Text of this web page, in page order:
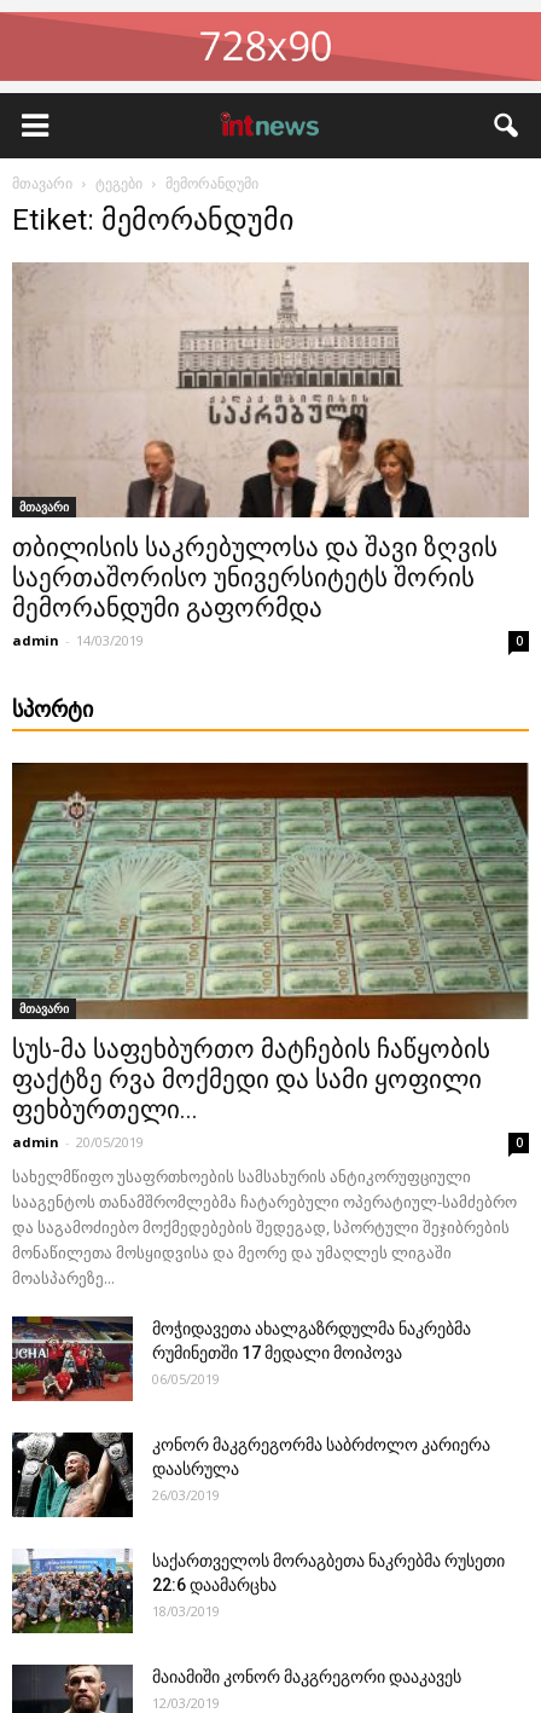
მთავარი ტეგები მემორანდუმი
Etiket: მემორანდუმი
მთავარი
თბილისის საკრებულოსა და შავი ზღვის
საერთაშორისო უნივერსიტეტს შორის
მემორანდუმი გაფორმდა
admin - 14/03/2019 0
ᲡᲞᲝᲠᲢᲘ
მთავარი
სუს-მა საფეხბურთო მატჩების ჩაწყობის
ფაქტზე რვა მოქმედი და სამი ყოფილი
ფეხბურთელი...
admin - 20/05/2019 0
სახელმწიფო უსაფრთხოების სამსახურის ანტიკორუფციული
სააგენტოს თანამშრომლებმა ჩატარებული ოპერატიულ-სამძებრო
და საგამოძიებო მოქმედებების შედეგად, სპორტული შეჯიბრების
მონაწილეთა მოსყიდვისა და მეორე და უმაღლეს ლიგაში
მოასპარეზე...
მოჭიდავეთა ახალგაზრდულმა ნაკრებმა
რუმინეთში 17 მედალი მოიპოვა
06/05/2019
კონორ მაკგრეგორმა საბრძოლო კარიერა
დაასრულა
26/03/2019
საქართველოს მორაგბეთა ნაკრებმა რუსეთი
22:6 დაამარცხა
18/03/2019
მაიამიში კონორ მაკგრეგორი დააკავეს
12/03/2019